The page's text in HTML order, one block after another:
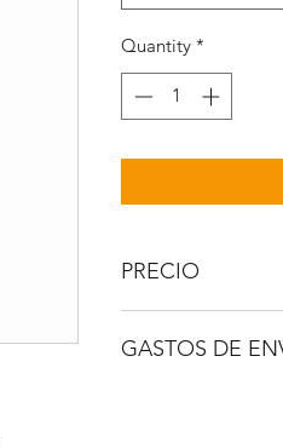
Quantity *
PRECIO
GASTOS DE